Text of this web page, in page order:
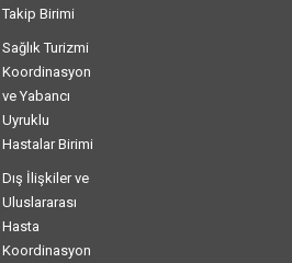
Takip Birimi
Sağlık Turizmi
Koordinasyon
ve Yabancı
Uyruklu
Hastalar Birimi
Dış İlişkiler ve
Uluslararası
Hasta
Koordinasyon